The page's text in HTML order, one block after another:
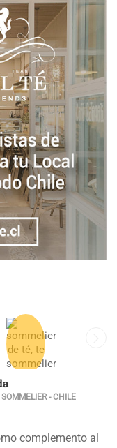
- CHILE
complemento al